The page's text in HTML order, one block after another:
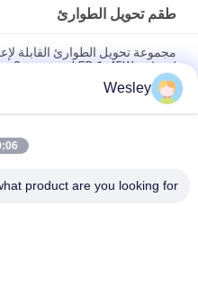
طقم تحويل الطوارئ
مجموعة تحويل الطوارئ القابلة
لمصابيح LED 1-45W توفر مدة 3 ساعات
220 فولت مع وظيفة الاختبار الذاتي
Wesley
AM
product are you looking for?